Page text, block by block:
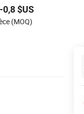
0,8 $US
(MOQ)